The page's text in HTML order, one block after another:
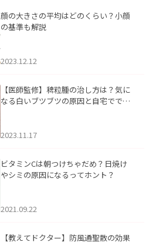
顔の大きさの平均はどのくらい？小顔
の基準も解説
2023.12.12
【医師監修】稗粒腫の治し方は？気に
なる白いブツブツの原因と自宅ででき
2023.11.17
ビタミンCは朝つけちゃだめ？日焼け
やシミの原因になるってホント？
2021.09.22
【教えてドクター】防風通聖散の効果